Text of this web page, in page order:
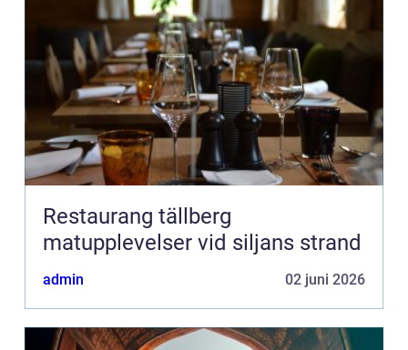
Restaurang tällberg
matupplevelser vid siljans strand
admin 02 juni 2026